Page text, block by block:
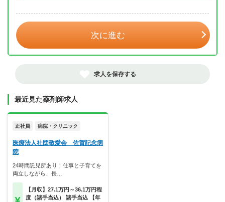
次に進む
求人を保存する
最近見た薬剤師求人
正社員 病院・クリニック
医療法人社団敬愛会 佐賀記念病
院
24時間託児所あり！仕事と子育てを
両立しながら、長…
【月収】27.1万円～36.1万円程
度（諸手当込） 諸手当込 【年